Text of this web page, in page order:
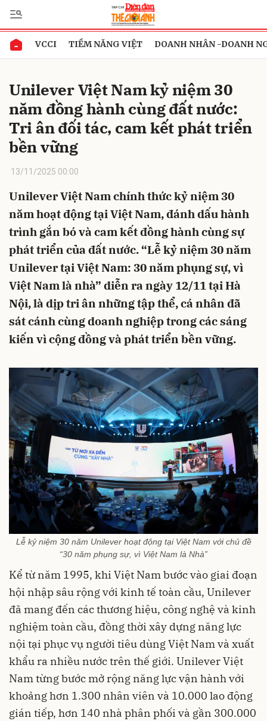
VCCI TIỀM NĂNG VIỆT DOANH NHÂN -DOANH
Unilever Việt Nam kỷ niệm 30
năm đồng hành cùng đất nước:
Tri ân đối tác, cam kết phát triển
bền vững
13/11/2025 00:00
Unilever Việt Nam chính thức kỷ niệm 30
năm hoạt động tại Việt Nam, đánh dấu hành
trình gắn bó và cam kết đồng hành cùng sự
phát triển của đất nước. “Lễ kỷ niệm 30 năm
Unilever tại Việt Nam: 30 năm phụng sự, vì
Việt Nam là nhà” diễn ra ngày 12/11 tại Hà
Nội, là dịp tri ân những tập thể, cá nhân đã
sát cánh cùng doanh nghiệp trong các sáng
kiến vì cộng đồng và phát triển bền vững.
Lễ kỷ niệm 30 năm Unilever hoạt động tại Việt Nam với chủ đề
“30 năm phụng sự, vì Việt Nam là Nhà”
Kể từ năm 1995, khi Việt Nam bước vào giai đoạn
hội nhập sâu rộng với kinh tế toàn cầu, Unilever
đã mang đến các thương hiệu, công nghệ và kinh
nghiệm toàn cầu, đồng thời xây dựng năng lực
nội tại phục vụ người tiêu dùng Việt Nam và xuất
khẩu ra nhiều nước trên thế giới. Unilever Việt
Nam từng bước mở rộng năng lực vận hành với
khoảng hơn 1.300 nhân viên và 10.000 lao động
gián tiếp, hơn 140 nhà phân phối và gần 300.000
Gửi bình luận